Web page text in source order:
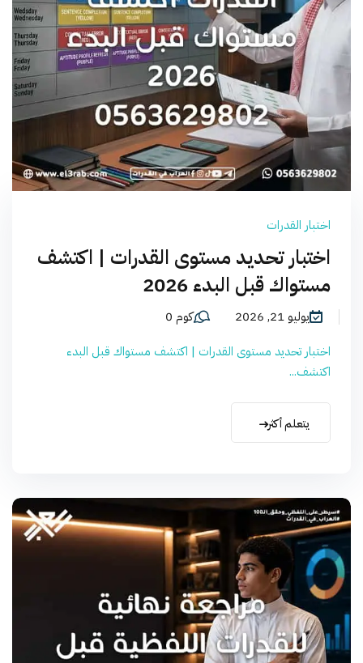
اختبار القدرات
اختبار تحديد مستوى القدرات | اكتشف
مستواك قبل البدء 2026
يوليو 21, 2026
كوم 0
اختبار تحديد مستوى القدرات | اكتشف مستواك قبل البدء
اكتشف...
يتعلم أكثر